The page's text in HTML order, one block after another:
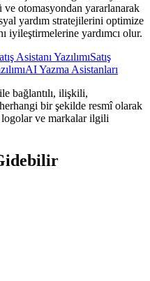
ve otomasyondan yararlanarak
yardım stratejilerini optimize
iyileştirmelerine yardımcı olur.
Asistanı YazılımıSatış
AI Yazma Asistanları
bağlantılı, ilişkili,
bir şekilde resmî olarak
logolar ve markalar ilgili